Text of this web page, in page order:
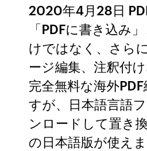
2020年4月28日
「PDFに書き込み
けではなく、さら
ージ編集、注釈付け
完全無料な海外
すが、日本語言語
ンロードして置き
の日本語版が使えま